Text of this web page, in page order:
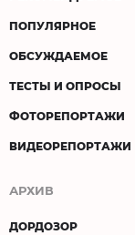
ПОПУЛЯРНОЕ
ОБСУЖДАЕМОЕ
ТЕСТЫ И ОПРОСЫ
ФОТОРЕПОРТАЖИ
ВИДЕОРЕПОРТАЖИ
АРХИВ
ДОРДОЗОР